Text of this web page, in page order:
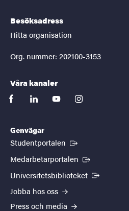
Besöksadress
Hitta organisation
Org. nummer: 202100-3153
Våra kanaler
facebooklinkedinyoutubeinstagram
Genvägar
Studentportalen (Extern länk)
Medarbetarportalen (Extern länk)
Universitetsbiblioteket (Extern länk)
Jobba hos oss
Press och media